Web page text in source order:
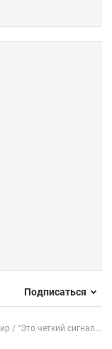
Подписаться
"Это четкий сигнал...